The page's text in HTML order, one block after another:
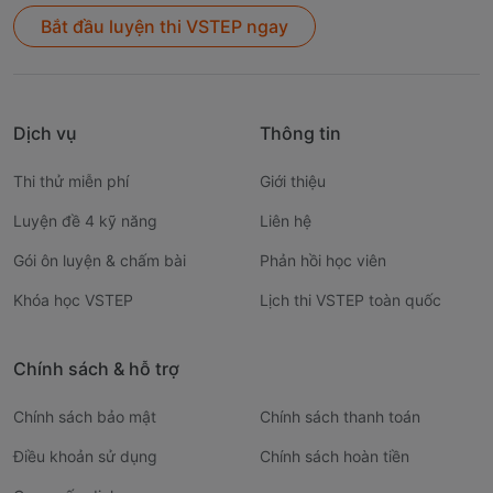
Bắt đầu luyện thi VSTEP ngay
Dịch vụ
Thi thử miễn phí
Luyện đề 4 kỹ năng
Gói ôn luyện & chấm bài
Khóa học VSTEP
Thông tin
Giới thiệu
Liên hệ
Phản hồi học viên
Lịch thi VSTEP toàn quốc
Chính sách & hỗ trợ
Chính sách bảo mật
Điều khoản sử dụng
Chính sách thanh toán
Chính sách hoàn tiền